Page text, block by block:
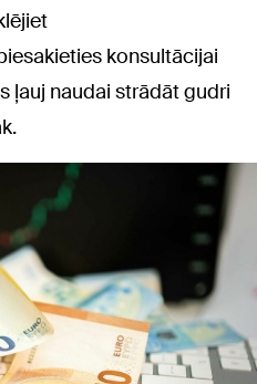
konsultācijai
ļauj naudai strādāt gudri